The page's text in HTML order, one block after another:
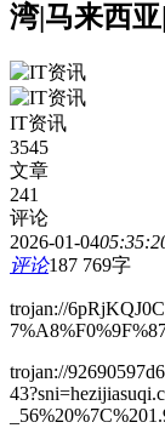
湾|马来西
IT资讯
3545
文章
241
评论
2026-01-04
评论187 769字
trojan://
trojan://